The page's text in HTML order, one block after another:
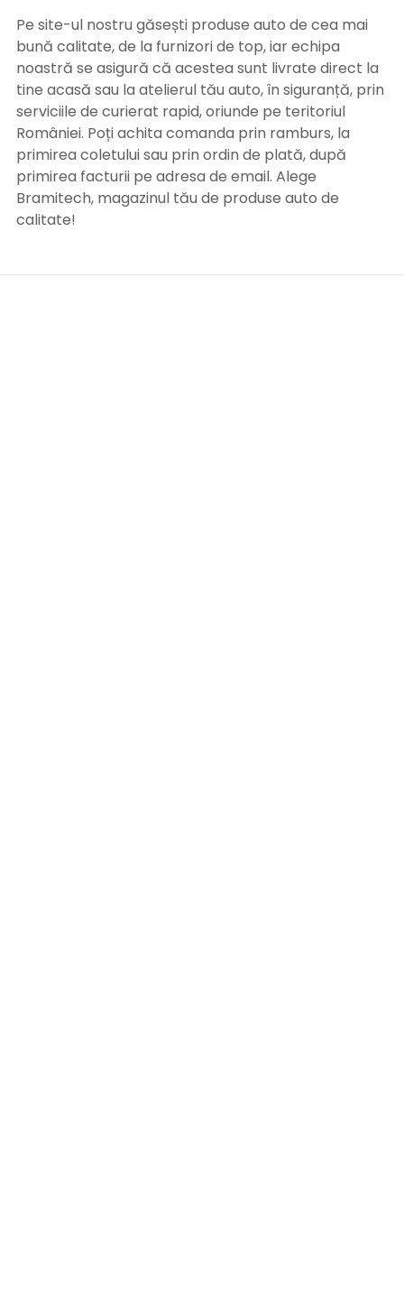
Pe site-ul nostru găsești produse auto de cea mai
bună calitate, de la furnizori de top, iar echipa
noastră se asigură că acestea sunt livrate direct la
tine acasă sau la atelierul tău auto, în siguranță, prin
serviciile de curierat rapid, oriunde pe teritoriul
României. Poți achita comanda prin ramburs, la
primirea coletului sau prin ordin de plată, după
primirea facturii pe adresa de email. Alege
Bramitech, magazinul tău de produse auto de
calitate!